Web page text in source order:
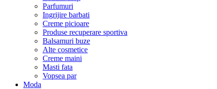
Parfumuri
Ingrijire barbati
Creme picioare
Produse recuperare sportiva
Balsamuri buze
Alte cosmetice
Creme maini
Masti fata
Vopsea par
Moda